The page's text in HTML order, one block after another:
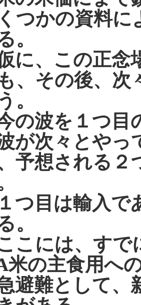
つかの資料に
。
に、この正念
、その後、次
。
の波を１つ目
が次々とやっ
予想される２
つ目は輸入で
。
こには、すで
米の主食用へ
避難として、